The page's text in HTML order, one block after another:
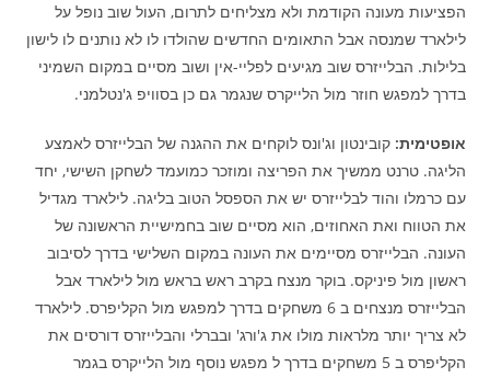
הפציעות מעונה הקודמת ולא מצליחים לתרום, העול שוב נופל על
לילארד שמנסה אבל התאומים החדשים שהולדו לו לא נותנים לו לישון
בלילות. הבלייזרס שוב מגיעים לפליי-אין ושוב מסיים במקום השמיני
בדרך למפגש חוזר מול הלייקרס שנגמר גם כן בסוויפ ג'נטלמני.
אופטימית: קובינטון וג'ונס לוקחים את ההגנה של הבלייזרס לאמצע
הליגה. טרנט ממשיך את הפריצה ומוזכר כמועמד לשחקן השישי, יחד
עם כרמלו והוד לבלייזרס יש את הספסל הטוב בליגה. לילארד מגדיל
את הטווח ואת האחוזים, הוא מסיים שוב בחמישיית הראשונה של
העונה. הבלייזרס מסיימים את העונה במקום השלישי בדרך לסיבוב
ראשון מול פיניקס. בוקר מנצח בקרב ראש בראש מול לילארד אבל
הבלייזרס מנצחים ב 6 משחקים בדרך למפגש מול הקליפרס. לילארד
לא צריך יותר מלראות מולו את ג'ורג' ובברלי והבלייזרס דורסים את
הקליפרס ב 5 משחקים בדרך ל מפגש נוסף מול הלייקרס בגמר